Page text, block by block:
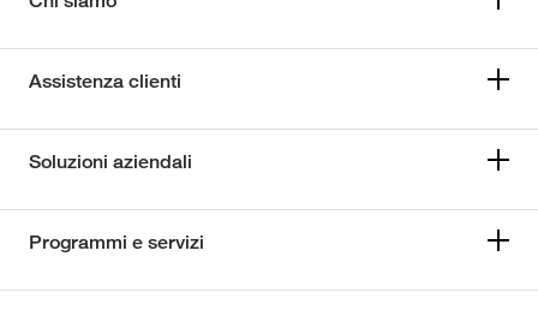
Assistenza clienti
Soluzioni aziendali
Programmi e servizi